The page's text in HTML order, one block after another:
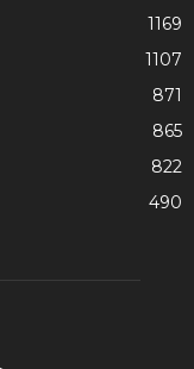
1169
1107
871
865
822
490